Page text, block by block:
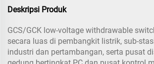
Deskripsi Produk
GCS/GCK low-voltage withdrawable
secara luas di pembangkit listrik, sub-
industri dan pertambangan, serta pusat